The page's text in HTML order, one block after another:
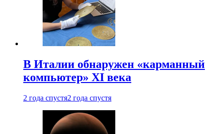
В Италии обнаружен «карманный
компьютер» XI века
2 года спустя2 года спустя